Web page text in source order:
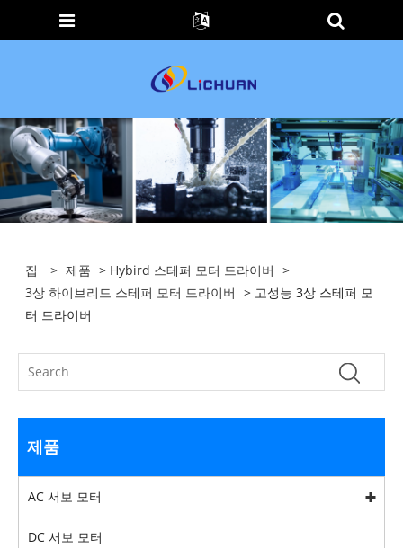
집 > 제품 > Hybird 스테퍼 모터 드라이버 >
3상 하이브리드 스테퍼 모터 드라이버 > 고성능 3상 스테퍼 모
터 드라이버
제품
AC 서보 모터
DC 서보 모터